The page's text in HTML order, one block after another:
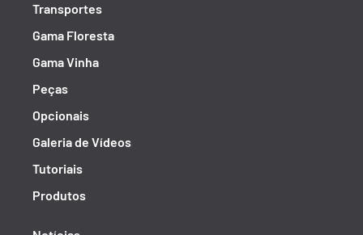
Transportes
Gama Floresta
Gama Vinha
Peças
Opcionais
Galeria de Vídeos
Tutoriais
Produtos